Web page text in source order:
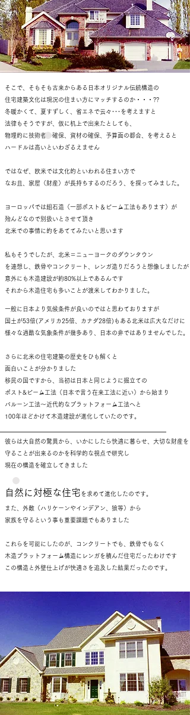
そこで、そもそも古来からある日本オリジナル伝統構造の
住宅建築文化は現況の住まい方にマッチするのか・・・??
冬暖かくて、夏すずしく、省エネで云々･･･を考えますと
法律もそうですが、仮に机上で出来たとしても、
物理的に技術者の確保、資材の確保、予算面の都合、を考えると
ハードルは高いといわざるえません
ではなぜ、欧米では文化的といわれる住まい方で
なお且、家屋（財産）が長持ちするのだろう、を探ってみました。
ヨーロッパでは組石造（一部ポスト＆ビーム工法もあります）が
殆んどなので別扱いとさせて頂き
北米での事情に的をあててみたいと思います
私もそうでしたが、北米＝ニューヨークのダウンタウン
を連想し、鉄骨やコンクリート、レンガ造りだろうと想像しましたが
意外にも木造建設が約80%以上であるんです
それから木造住宅も多いことが渡米してわかりました。
一般に日本より気候条件が良いのではと思わておりますが
国土が53倍(アメリカ25倍、カナダ28倍)もある北米は広大なだけに
様々な過酷な気象条件が幾多あり、日本の非ではありませんでした。
さらに北米の住宅建築の歴史をひも解くと
面白いことが分かりました
移民の国ですから、当初は日本と同じように掘立ての
ポスト&ビーム工法（日本で言う在来工法に近い）から始まり
バルーン工法～近代的なプラットフォーム工法へと
100年ほどかけて木造建設が進化していたのです。
彼らは大自然の驚異から、いかにしたら快適に暮らせ、大切な財産を
守ることが出来るのかを科学的な視点で研究し
現在の構造を確立してきました
自然に対極な住宅 を求めて進化したのです。
また、外敵（ハリケーンやインデアン、狼等）から
家族を守るという事も重要課題でもありました
これらを可能にしたのが、コンクリートでも、鉄骨でもなく
木造プラットフォーム構造にレンガを積んだ住宅だったわけです
この構造と外壁仕上げが快適さを追及した結果だったのです。